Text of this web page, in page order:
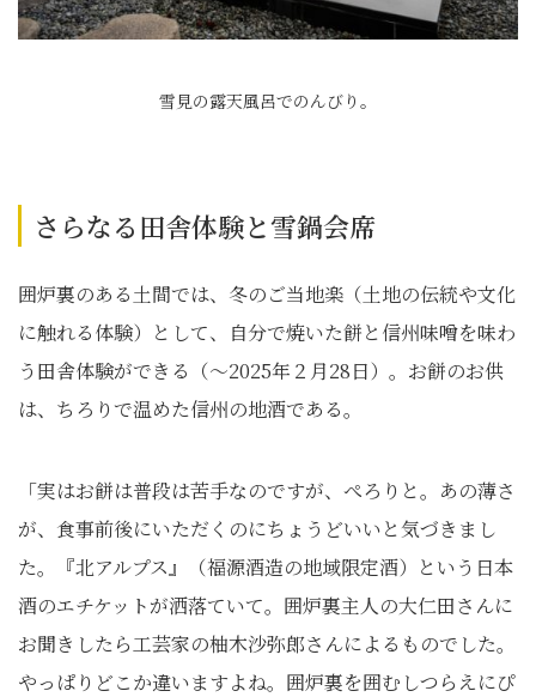
雪見の露天風呂でのんびり。
さらなる田舎体験と雪鍋会席
囲炉裏のある土間では、冬のご当地楽（土地の伝統や文化
に触れる体験）として、自分で焼いた餅と信州味噌を味わ
う田舎体験ができる（～2025年２月28日）。お餅のお供
は、ちろりで温めた信州の地酒である。
「実はお餅は普段は苦手なのですが、ぺろりと。あの薄さ
が、食事前後にいただくのにちょうどいいと気づきまし
た。『北アルプス』（福源酒造の地域限定酒）という日本
酒のエチケットが洒落ていて。囲炉裏主人の大仁田さんに
お聞きしたら工芸家の柚木沙弥郎さんによるものでした。
やっぱりどこか違いますよね。囲炉裏を囲むしつらえにぴ